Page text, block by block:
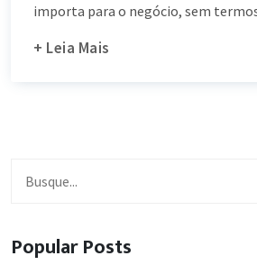
importa para o negócio, sem
+ Leia Mais
Popular Posts